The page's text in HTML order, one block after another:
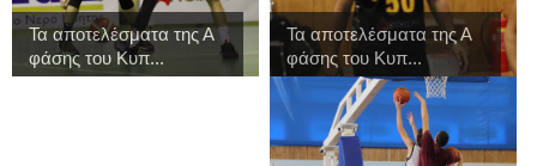
Τα αποτελέσματα της Α
φάσης του Κυπ...
Τα αποτελέσματα της Α
φάσης του Κυπ...